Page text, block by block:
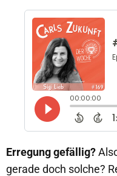
Erregung gefällig?
gerade doch solche?